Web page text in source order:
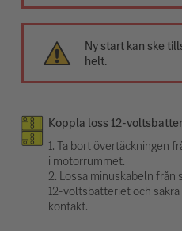
Ny start kan ske
helt.
Koppla loss 12-
1. Ta bort övertäckningen
i motorrummet.
2. Lossa minuskabeln
12-voltsbatteriet och
kontakt.